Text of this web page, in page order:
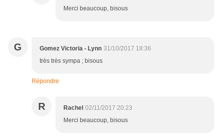
Merci beaucoup, bisous
G Gomez Victoria - Lynn 31/10/2017 18:36
très très sympa ; bisous
Répondre
R Rachel 02/11/2017 20:23
Merci beaucoup, bisous